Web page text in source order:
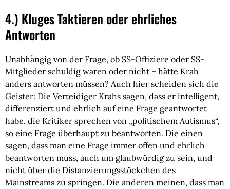
4.) Kluges Taktieren oder ehrliches
Antworten
Unabhängig von der Frage, ob SS-Offiziere oder SS-
Mitglieder schuldig waren oder nicht – hätte Krah
anders antworten müssen? Auch hier scheiden sich die
Geister: Die Verteidiger Krahs sagen, dass er intelligent,
differenziert und ehrlich auf eine Frage geantwortet
habe, die Kritiker sprechen von „politischem Autismus“,
so eine Frage überhaupt zu beantworten. Die einen
sagen, dass man eine Frage immer offen und ehrlich
beantworten muss, auch um glaubwürdig zu sein, und
nicht über die Distanzierungsstöckchen des
Mainstreams zu springen. Die anderen meinen, dass man